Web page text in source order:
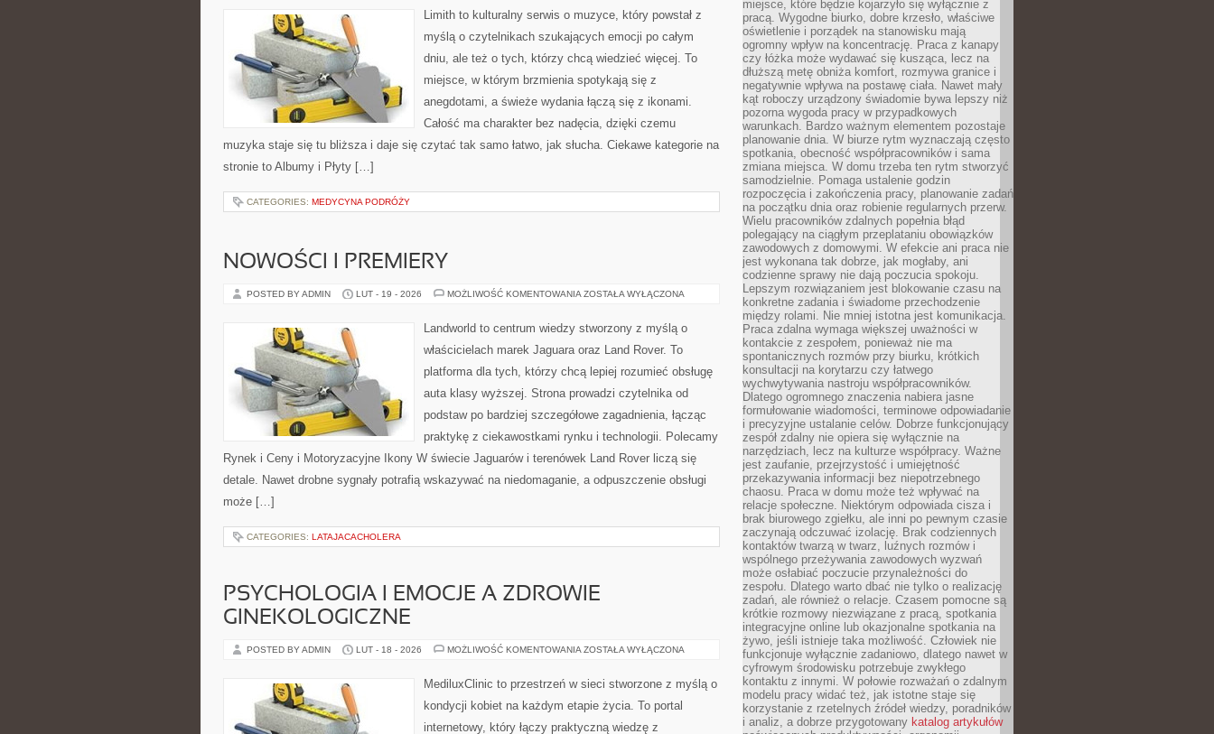
Limith to kulturalny serwis o muzyce, który powstał z
myślą o czytelnikach szukających emocji po całym
dniu, ale też o tych, którzy chcą wiedzieć więcej. To
miejsce, w którym brzmienia spotykają się z
anegdotami, a świeże wydania łączą się z ikonami.
Całość ma charakter bez nadęcia, dzięki czemu
muzyka staje się tu bliższa i daje się czytać tak samo łatwo, jak słucha. Ciekawe kategorie na
stronie to Albumy i Płyty […]
CATEGORIES: MEDYCYNA PODRÓŻY
NOWOŚCI I PREMIERY
POSTED BY ADMIN LUT - 19 - 2026 MOŻLIWOŚĆ KOMENTOWANIA NOWOŚCI
ZOSTAŁA WYŁĄCZONA
Landworld to centrum wiedzy stworzony z myślą o
właścicielach marek Jaguara oraz Land Rover. To
platforma dla tych, którzy chcą lepiej rozumieć obsługę
auta klasy wyższej. Strona prowadzi czytelnika od
podstaw po bardziej szczegółowe zagadnienia, łącząc
praktykę z ciekawostkami rynku i technologii. Polecamy
Rynek i Ceny i Motoryzacyjne Ikony W świecie Jaguarów i terenówek Land Rover liczą się
detale. Nawet drobne sygnały potrafią wskazywać na niedomaganie, a odpuszczenie obsługi
może […]
CATEGORIES: LATAJACACHOLERA
PSYCHOLOGIA I EMOCJE A ZDROWIE
GINEKOLOGICZNE
POSTED BY ADMIN LUT - 18 - 2026 MOŻLIWOŚĆ KOMENTOWANIA PSYCHOLOGIA
A
ZDROWIE
ZOSTAŁA WYŁĄCZONA
MediluxClinic to przestrzeń w sieci stworzone z myślą o
kondycji kobiet na każdym etapie życia. To portal
internetowy, który łączy praktyczną wiedzę z
miejsce, które będzie kojarzyło się wyłącznie z
pracą. Wygodne biurko, dobre krzesło, właściwe
oświetlenie i porządek na stanowisku mają
ogromny wpływ na koncentrację. Praca z kanapy
czy łóżka może wydawać się kusząca, lecz na
dłuższą metę obniża komfort, rozmywa granice i
negatywnie wpływa na postawę ciała. Nawet mały
kąt roboczy urządzony świadomie bywa lepszy niż
pozorna wygoda pracy w przypadkowych
warunkach. Bardzo ważnym elementem pozostaje
planowanie dnia. W biurze rytm wyznaczają często
spotkania, obecność współpracowników i sama
zmiana miejsca. W domu trzeba ten rytm stworzyć
samodzielnie. Pomaga ustalenie godzin
rozpoczęcia i zakończenia pracy, planowanie zadań
na początku dnia oraz robienie regularnych przerw.
Wielu pracowników zdalnych popełnia błąd
polegający na ciągłym przeplataniu obowiązków
zawodowych z domowymi. W efekcie ani praca nie
jest wykonana tak dobrze, jak mogłaby, ani
codzienne sprawy nie dają poczucia spokoju.
Lepszym rozwiązaniem jest blokowanie czasu na
konkretne zadania i świadome przechodzenie
między rolami. Nie mniej istotna jest komunikacja.
Praca zdalna wymaga większej uważności w
kontakcie z zespołem, ponieważ nie ma
spontanicznych rozmów przy biurku, krótkich
konsultacji na korytarzu czy łatwego
wychwytywania nastroju współpracowników.
Dlatego ogromnego znaczenia nabiera jasne
formułowanie wiadomości, terminowe odpowiadanie
i precyzyjne ustalanie celów. Dobrze funkcjonujący
zespół zdalny nie opiera się wyłącznie na
narzędziach, lecz na kulturze współpracy. Ważne
jest zaufanie, przejrzystość i umiejętność
przekazywania informacji bez niepotrzebnego
chaosu. Praca w domu może też wpływać na
relacje społeczne. Niektórym odpowiada cisza i
brak biurowego zgiełku, ale inni po pewnym czasie
zaczynają odczuwać izolację. Brak codziennych
kontaktów twarzą w twarz, luźnych rozmów i
wspólnego przeżywania zawodowych wyzwań
może osłabiać poczucie przynależności do
zespołu. Dlatego warto dbać nie tylko o realizację
zadań, ale również o relacje. Czasem pomocne są
krótkie rozmowy niezwiązane z pracą, spotkania
integracyjne online lub okazjonalne spotkania na
żywo, jeśli istnieje taka możliwość. Człowiek nie
funkcjonuje wyłącznie zadaniowo, dlatego nawet w
cyfrowym środowisku potrzebuje zwykłego
kontaktu z innymi. W połowie rozważań o zdalnym
modelu pracy widać też, jak istotne staje się
korzystanie z rzetelnych źródeł wiedzy, poradników
i analiz, a dobrze przygotowany katalog artykułów